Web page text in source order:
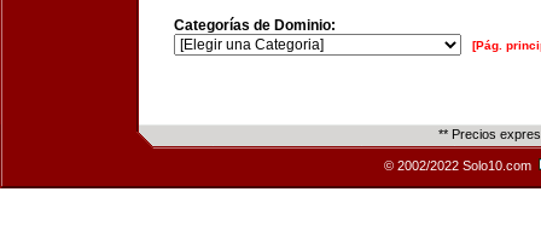
Categorías de Dominio:
[Pág.
** Precios
© 2002/2022 Solo10.com